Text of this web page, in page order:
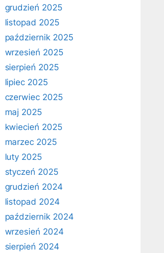
grudzień 2025
listopad 2025
październik 2025
wrzesień 2025
sierpień 2025
lipiec 2025
czerwiec 2025
maj 2025
kwiecień 2025
marzec 2025
luty 2025
styczeń 2025
grudzień 2024
listopad 2024
październik 2024
wrzesień 2024
sierpień 2024